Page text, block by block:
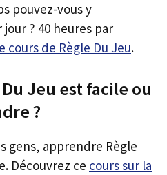
pouvez-vous y
? 40 heures par
cours de Règle Du Jeu.
Jeu est facile ou
?
gens, apprendre Règle
Découvrez ce cours sur la